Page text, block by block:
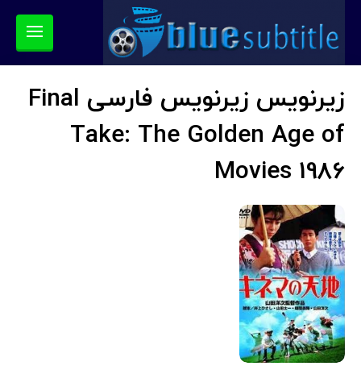
زیرنویس زیرنویس فارسی Final
Take: The Golden Age of
Movies 1986